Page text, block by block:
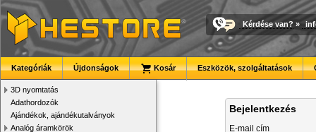
Kérdése van? »
Kategóriák Újdonságok Kosár Eszközök, szolgáltatások
3D nyomtatás
Adathordozók
Ajándékok, ajándékutalványok
Analóg áramkörök
Bejelentkezés
E-mail cím